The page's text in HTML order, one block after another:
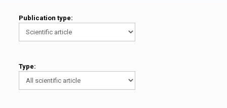
Publication type:
Type: